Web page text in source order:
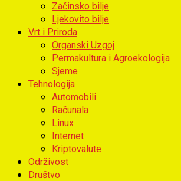
Začinsko bilje
Ljekovito bilje
Vrt i Priroda
Organski Uzgoj
Permakultura i Agroekologija
Sjeme
Tehnologija
Automobili
Računala
Linux
Internet
Kriptovalute
Održivost
Društvo